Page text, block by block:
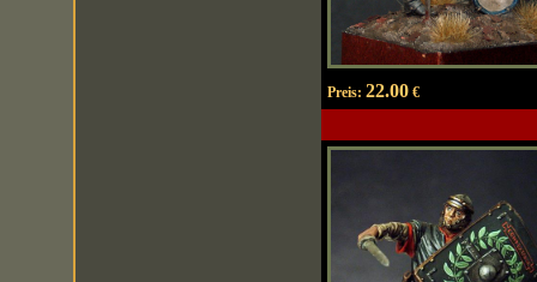
Preis: 22.00€